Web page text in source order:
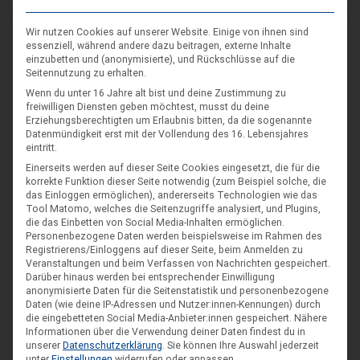
Du verwendest dieseHTMLTags und Attribute:<a
href="" title=""> <abbr title=""> <acronym
title=""> <b> <blockquote cite=""> <cite>
<code> <del datetime=""> <em> <i> <q
cite=""> <s> <strike> <strong>
NAME*
E-MAIL*
WEBSEITE
Wir nutzen Cookies auf unserer Website. Einige von ihnen sind
essenziell, während andere dazu beitragen, externe Inhalte
einzubetten und (anonymisierte), und Rückschlüsse auf die
Seitennutzung zu erhalten.
Wenn du unter 16 Jahre alt bist und deine Zustimmung zu
freiwilligen Diensten geben möchtest, musst du deine
Erziehungsberechtigten um Erlaubnis bitten, da die sogenannte
Datenmündigkeit erst mit der Vollendung des 16. Lebensjahres
eintritt.
Einerseits werden auf dieser Seite Cookies eingesetzt, die für die
korrekte Funktion dieser Seite notwendig (zum Beispiel solche, die
das Einloggen ermöglichen), andererseits Technologien wie das
Tool Matomo, welches die Seitenzugriffe analysiert, und Plugins,
die das Einbetten von Social Media-Inhalten ermöglichen.
Personenbezogene Daten werden beispielsweise im Rahmen des
Registrierens/Einloggens auf dieser Seite, beim Anmelden zu
Veranstaltungen und beim Verfassen von Nachrichten gespeichert.
Darüber hinaus werden bei entsprechender Einwilligung
anonymisierte Daten für die Seitenstatistik und personenbezogene
Daten (wie deine IP-Adressen und Nutzer:innen-Kennungen) durch
die eingebetteten Social Media-Anbieter:innen gespeichert. Nähere
Informationen über die Verwendung deiner Daten findest du in
unserer Datenschutzerklärung. Sie können Ihre Auswahl jederzeit